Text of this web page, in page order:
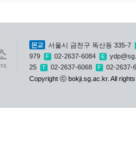
본교
서울시 금천구 독산동 335-7
979
F 02-2637-6084 E
25
T 02-2637-6068 F
02-2637-
Copyright ⓒ bokji.sg.ac.kr. All